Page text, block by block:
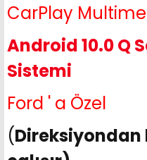
CarPlay
Android 10.0 Q
Sistemi
Ford ' a Özel
(Direksiyondan